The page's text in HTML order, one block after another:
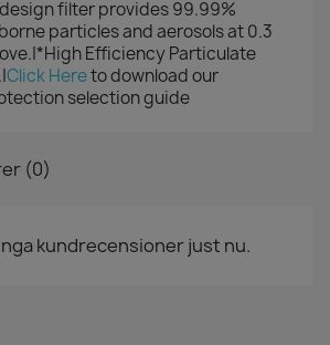
filter provides 99.99%
particles and aerosols at 0.3
Efficiency Particulate
Click Hereto download our
selection guide
(0)
kundrecensioner just nu.